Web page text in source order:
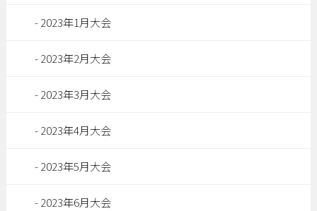
2023年1月大会
2023年2月大会
2023年3月大会
2023年4月大会
2023年5月大会
2023年6月大会